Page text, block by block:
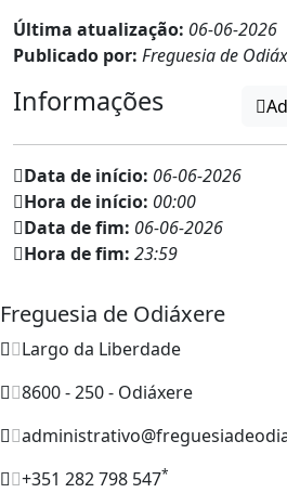
Última atualização: 06-06-2026
Publicado por: Freguesia de
Informações
Data de início: 06-06-2026
Hora de início: 00:00
Data de fim: 06-06-2026
Hora de fim: 23:59
Freguesia de Odiáxere
Largo da Liberdade
8600 - 250 - Odiáxere
+351 282 798 547*